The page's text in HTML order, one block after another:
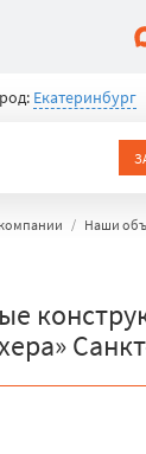
Екатеринбург
Наши